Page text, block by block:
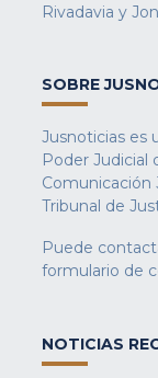
Rivadavia y
SOBRE
Jusnoticias es
Poder Judicial
Comunicación
Tribunal de
Puede
formulario de
NOTICIAS